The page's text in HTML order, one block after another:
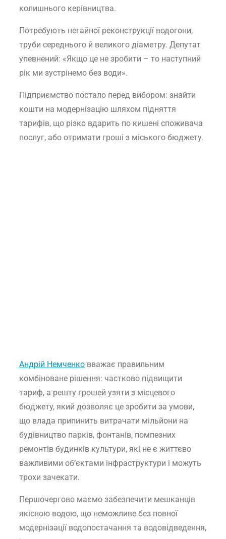
колишнього керівництва.
Потребують негайної реконструкції водогони,
труби середнього й великого діаметру. Депутат
упевнений: «Якщо це не зробити – то наступний
рік ми зустрінемо без води».
Підприємство постало перед вибором: знайти
кошти на модернізацію шляхом підняття
тарифів, що різко вдарить по кишені споживача
послуг, або отримати гроші з міського бюджету.
Андрій Немченко вважає правильним
комбіноване рішення: частково підвищити
тариф, а решту грошей узяти з місцевого
бюджету, який дозволяє це зробити за умови,
що влада припинить витрачати мільйони на
будівництво парків, фонтанів, помпезних
ремонтів будинків культури, які не є життєво
важливими об’єктами інфраструктури і можуть
трохи зачекати.
Першочергово маємо забезпечити мешканців
якісною водою, що неможливе без повної
модернізації водопостачання та водовідведення,